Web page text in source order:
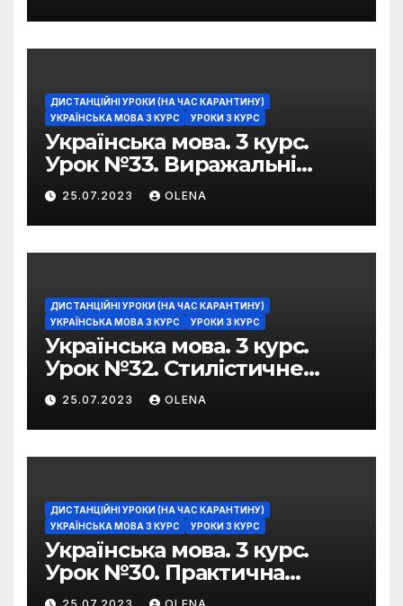
ДИСТАНЦІЙНІ УРОКИ (НА ЧАС КАРАНТИНУ)
УКРАЇНСЬКА МОВА 3 КУРС
УРОКИ 3 КУРС
Українська мова. 3 курс.
Урок №33. Виражальні
можливості фразеологізмів
25.07.2023 OLENA
ДИСТАНЦІЙНІ УРОКИ (НА ЧАС КАРАНТИНУ)
УКРАЇНСЬКА МОВА 3 КУРС
УРОКИ 3 КУРС
Українська мова. 3 курс.
Урок №32. Стилістичне
забарвлення
фразеологізмів
25.07.2023 OLENA
ДИСТАНЦІЙНІ УРОКИ (НА ЧАС КАРАНТИНУ)
УКРАЇНСЬКА МОВА 3 КУРС
УРОКИ 3 КУРС
Українська мова. 3 курс.
Урок №30. Практична
риторика. Оцінювальні